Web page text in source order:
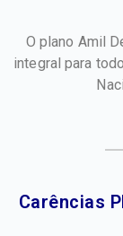
O plano Amil
integral para
Carências